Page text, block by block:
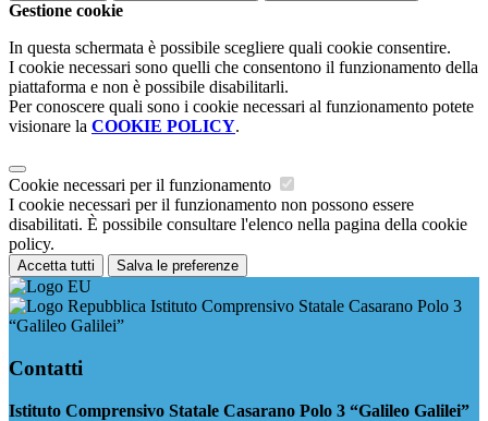
Gestione cookie
In questa schermata è possibile scegliere quali cookie consentire.
I cookie necessari sono quelli che consentono il funzionamento della
piattaforma e non è possibile disabilitarli.
Per conoscere quali sono i cookie necessari al funzionamento potete
visionare la COOKIE POLICY.
Cookie necessari per il funzionamento
I cookie necessari per il funzionamento non possono essere
disabilitati. È possibile consultare l'elenco nella pagina della cookie
policy.
Accetta tutti Salva le preferenze
Istituto Comprensivo Statale Casarano Polo 3
“Galileo Galilei”
Contatti
Istituto Comprensivo Statale Casarano Polo 3 “Galileo Galilei”